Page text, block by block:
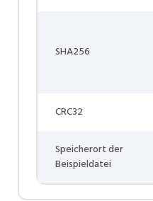
SHA256
CRC32
Speicherort der
Beispieldatei